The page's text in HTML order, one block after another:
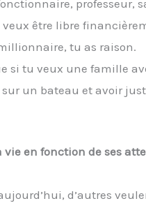
professeur,
veux être libre
tu as raison.
si tu veux une famille
un bateau et avoir
en fonction de ses
d’autres